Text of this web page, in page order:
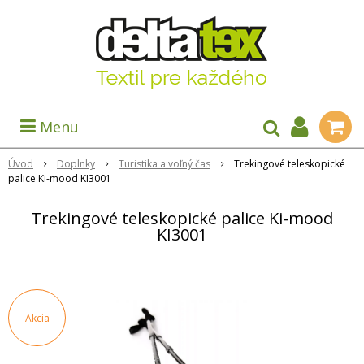
Menu
Úvod Doplnky Turistika a voľný čas
Trekingové teleskopické
palice Ki-mood KI3001
Trekingové teleskopické palice Ki-mood
KI3001
Akcia